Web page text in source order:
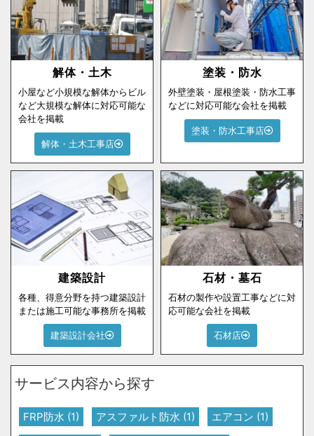
解体・土木
小屋など小規模な解体からビル
など大規模な解体に対応可能な
会社を掲載
解体・土木工事店
塗装・防水
外壁塗装・屋根塗装・防水工事
などに対応可能な会社を掲載
塗装・防水工事店
建築設計
各種、得意分野を持つ建築設計
または施工可能な事務所を掲載
建築設計会社
石材・墓石
石材の製作や設置工事などに対
応可能な会社を掲載
石材店
サービス内容から探す
FRP防水 (1) アスファルト防水 (1) エアコン (1)